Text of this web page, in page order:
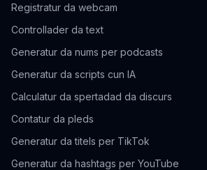
Registratur da webcam
Controllader da text
Generatur da nums per podcasts
Generatur da scripts cun IA
Calculatur da spertadad da discurs
Contatur da pleds
Generatur da titels per TikTok
Generatur da hashtags per YouTube